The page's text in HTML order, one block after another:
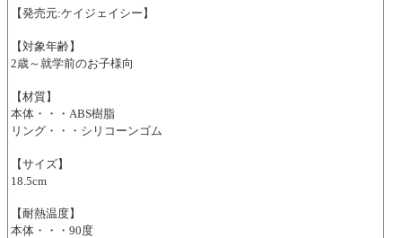
【発売元:ケイジェイシー】
【対象年齢】
2歳～就学前のお子様向
【材質】
本体・・・ABS樹脂
リング・・・シリコーンゴム
【サイズ】
18.5cm
【耐熱温度】
本体・・・90度